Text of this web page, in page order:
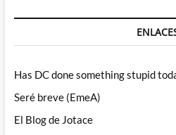
Has DC done something stupid
Seré breve (EmeA)
El Blog de Jotace